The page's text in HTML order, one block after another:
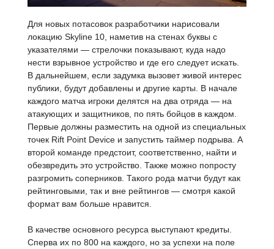
Для новых потасовок разработчики нарисовали
локацию Skyline 10, наметив на стенах буквы с
указателями — стрелочки показывают, куда надо
нести взрывное устройство и где его следует искать.
В дальнейшем, если задумка вызовет живой интерес
публики, будут добавлены и другие карты. В начале
каждого матча игроки делятся на два отряда — на
атакующих и защитников, по пять бойцов в каждом.
Первые должны разместить на одной из специальных
точек Rift Point Device и запустить таймер подрыва. А
второй команде предстоит, соответственно, найти и
обезвредить это устройство. Также можно попросту
разгромить соперников. Такого рода матчи будут как
рейтинговыми, так и вне рейтингов — смотря какой
формат вам больше нравится.
В качестве основного ресурса выступают кредиты.
Сперва их по 800 на каждого, но за успехи на поле